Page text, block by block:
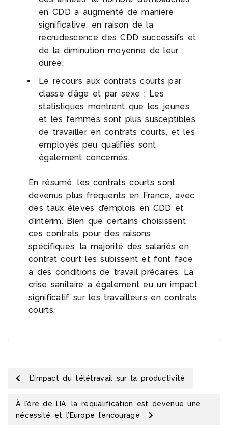
en CDD a augmenté de manière
significative, en raison de la
recrudescence des CDD successifs et
de la diminution moyenne de leur
durée.
Le recours aux contrats courts par
classe d’âge et par sexe : Les
statistiques montrent que les jeunes
et les femmes sont plus susceptibles
de travailler en contrats courts, et les
employés peu qualifiés sont
également concernés.
En résumé, les contrats courts sont
devenus plus fréquents en France, avec
des taux élevés d’emplois en CDD et
d’intérim. Bien que certains choisissent
ces contrats pour des raisons
spécifiques, la majorité des salariés en
contrat court les subissent et font face
à des conditions de travail précaires. La
crise sanitaire a également eu un impact
significatif sur les travailleurs en contrats
courts.
L’impact du télétravail sur la productivité
À l’ère de l’IA, la requalification est devenue une
nécessité et l’Europe l’encourage